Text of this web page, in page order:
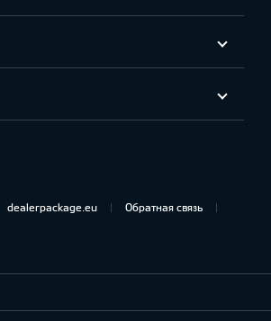
dealerpackage.eu
Обратная связь